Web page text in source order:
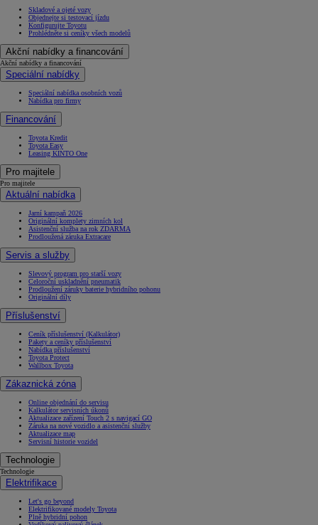
Skladové a ojeté vozy
Objednejte si testovací jízdu
Konfigurujte Toyotu
Prohlédněte si ceníky všech modelů
Akční nabídky a financování
Akční nabídky a financování
Speciální nabídky
Speciální nabídka osobních vozů
Nabídka pro firmy
Financování
Toyota Kredit
Toyota Easy
Leasing KINTO One
Pro majitele
Pro majitele
Aktuální nabídka
Jarní kampaň 2026
Originální komplety zimních kol
Asistenční služba na rok ZDARMA
Prodloužená záruka Extracare
Servis a služby
Slevový program pro starší vozy
Celoroční uskladnění pneumatik
Prodloužení záruky baterie hybridního pohonu
Originální díly
Příslušenství
Ceník příslušenství (Kalkulátor)
Pakety a ceníky příslušenství
Nabídka příslušenství
Toyota Protect
Wallbox Toyota
Zákaznická zóna
Online objednání do servisu
Kalkulátor servisních úkonů
Aktualizace zařízení Touch 2 s navigací GO
Záruka na nové vozidlo a asistenční služby
Aktualizace map
Servisní historie vozidel
Technologie
Technologie
Elektrifikace
Let's go beyond
Elektrifikované modely Toyota
Plně hybridní pohon